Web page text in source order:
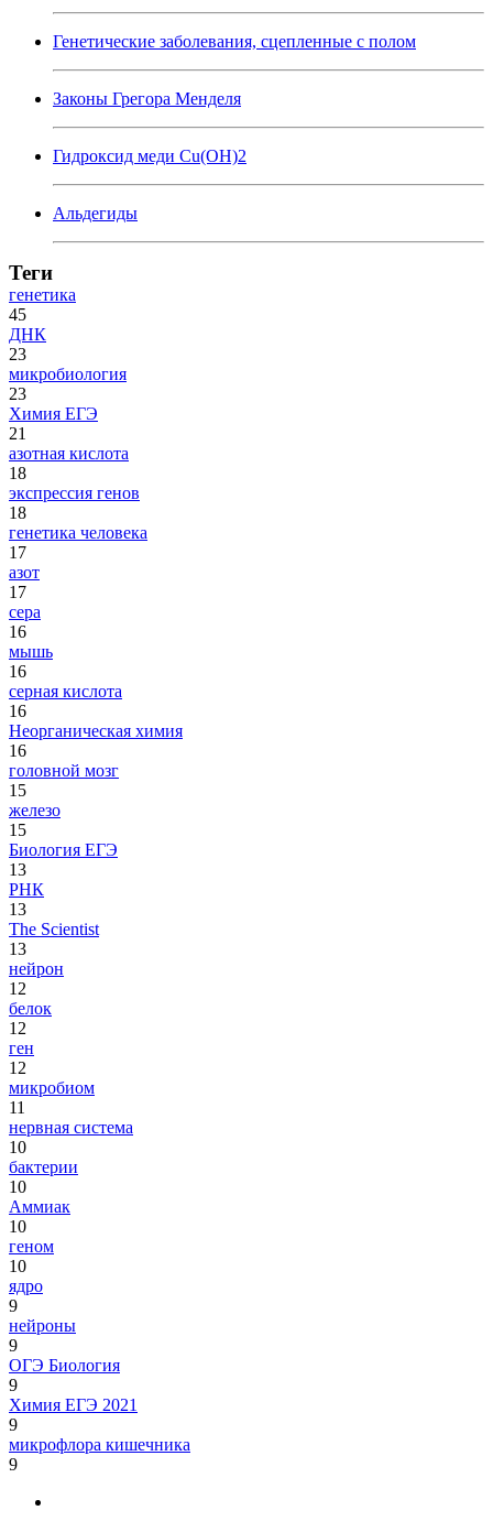
Генетические заболевания, сцепленные с полом
Законы Грегора Менделя
Гидроксид меди Cu(OH)2
Альдегиды
Теги
генетика
45
ДНК
23
микробиология
23
Химия ЕГЭ
21
азотная кислота
18
экспрессия генов
18
генетика человека
17
азот
17
сера
16
мышь
16
серная кислота
16
Неорганическая химия
16
головной мозг
15
железо
15
Биология ЕГЭ
13
РНК
13
The Scientist
13
нейрон
12
белок
12
ген
12
микробиом
11
нервная система
10
бактерии
10
Аммиак
10
геном
10
ядро
9
нейроны
9
ОГЭ Биология
9
Химия ЕГЭ 2021
9
микрофлора кишечника
9